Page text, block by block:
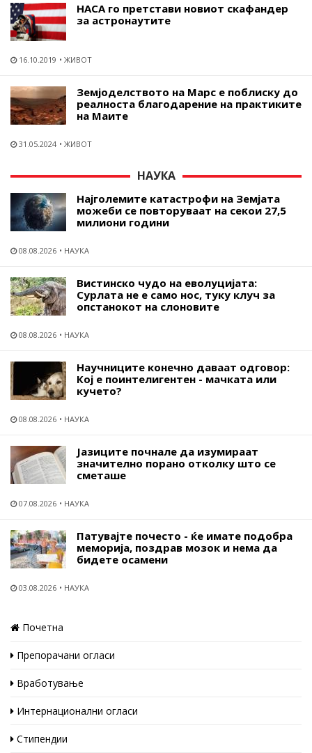
НАСА го претстави новиот скафандер
за астронаутите
16.10.2019 ЖИВОТ
Земјоделството на Марс е поблиску до
реалноста благодарение на практиките
на Маите
31.05.2024 ЖИВОТ
НАУКА
Најголемите катастрофи на Земјата
можеби се повторуваат на секои 27,5
милиони години
08.08.2026 НАУКА
Вистинско чудо на еволуцијата:
Сурлата не е само нос, туку клуч за
опстанокот на слоновите
08.08.2026 НАУКА
Научниците конечно даваат одговор:
Кој е поинтелигентен - мачката или
кучето?
08.08.2026 НАУКА
Јазиците почнале да изумираат
значително порано отколку што се
сметаше
07.08.2026 НАУКА
Патувајте почесто - ќе имате подобра
меморија, поздрав мозок и нема да
бидете осамени
03.08.2026 НАУКА
Почетна
Препорачани огласи
Вработување
Интернационални огласи
Стипендии